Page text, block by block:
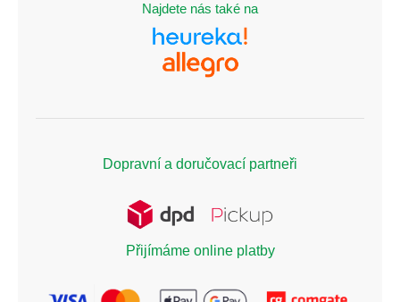
Najdete nás také na
Dopravní a doručovací partneři
Přijímáme online platby